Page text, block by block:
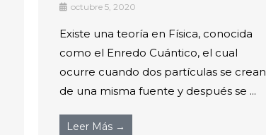
octubre 5, 2020
Existe una teoría en Física, conocida
como el Enredo Cuántico, el cual
ocurre cuando dos partículas se crean
de una misma fuente y después se ...
Leer Más →